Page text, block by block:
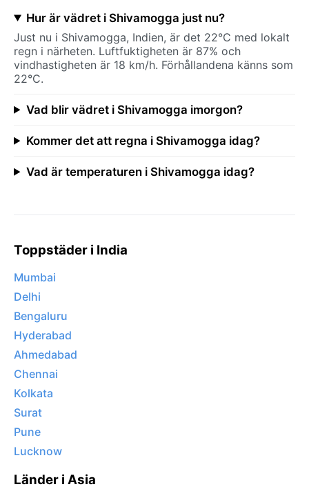
Hur är vädret i Shivamogga just nu?
Just nu i Shivamogga, Indien, är det 22°C med lokalt
regn i närheten. Luftfuktigheten är 87% och
vindhastigheten är 18 km/h. Förhållandena känns som
22°C.
Vad blir vädret i Shivamogga imorgon?
Kommer det att regna i Shivamogga idag?
Vad är temperaturen i Shivamogga idag?
Toppstäder i India
Mumbai
Delhi
Bengaluru
Hyderabad
Ahmedabad
Chennai
Kolkata
Surat
Pune
Lucknow
Länder i Asia